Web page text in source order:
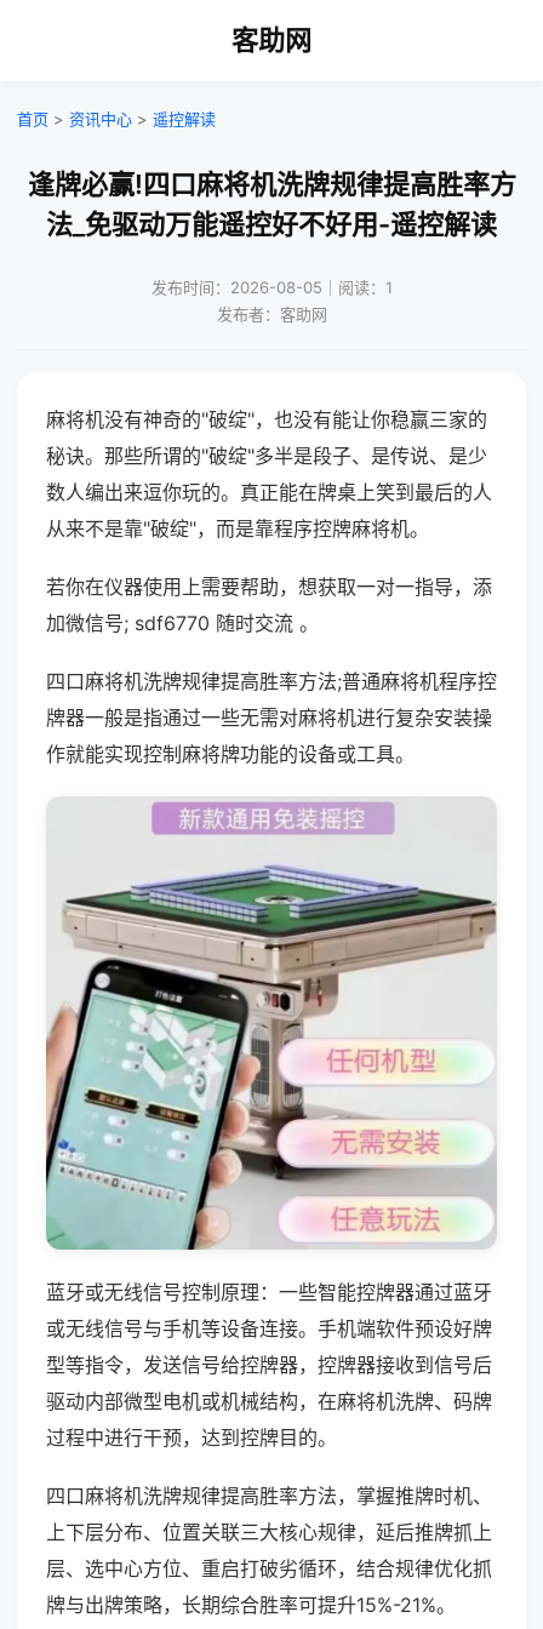
客助网
首页 > 资讯中心 > 遥控解读
逢牌必赢!四口麻将机洗牌规律提高胜率方
法_免驱动万能遥控好不好用-遥控解读
发布时间：2026-08-05｜阅读：1
发布者：客助网
麻将机没有神奇的"破绽"，也没有能让你稳赢三家的
秘诀。那些所谓的"破绽"多半是段子、是传说、是少
数人编出来逗你玩的。真正能在牌桌上笑到最后的人
从来不是靠"破绽"，而是靠程序控牌麻将机。
若你在仪器使用上需要帮助，想获取一对一指导，添
加微信号; sdf6770 随时交流 。
四口麻将机洗牌规律提高胜率方法;普通麻将机程序控
牌器一般是指通过一些无需对麻将机进行复杂安装操
作就能实现控制麻将牌功能的设备或工具。
蓝牙或无线信号控制原理：一些智能控牌器通过蓝牙
或无线信号与手机等设备连接。手机端软件预设好牌
型等指令，发送信号给控牌器，控牌器接收到信号后
驱动内部微型电机或机械结构，在麻将机洗牌、码牌
过程中进行干预，达到控牌目的。
四口麻将机洗牌规律提高胜率方法，掌握推牌时机、
上下层分布、位置关联三大核心规律，延后推牌抓上
层、选中心方位、重启打破劣循环，结合规律优化抓
牌与出牌策略，长期综合胜率可提升15%-21%。